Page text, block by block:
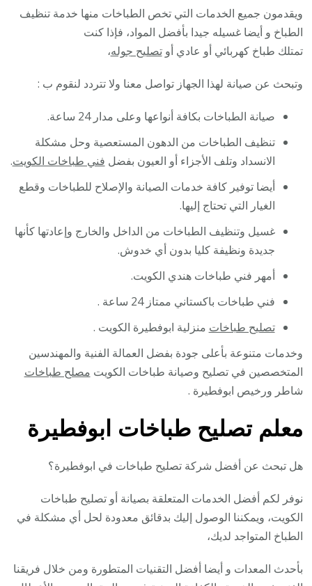
ويقدمون جميع الخدمات التي تخص الطباخات منها خدمة تنظيف
الطباخ و أيضا غسيله جيدا بأفضل المواد، فإذا كنت
تمتلك طباخ كهربائي أو عادي أوتصليح جوله،
وتبحث عن صيانة لهذا الجهاز تواصل معنا ولا تتردد لنقوم ب :
صيانة الطباخات بكافة أنواعها وعلى مدار 24 ساعة.
تنظيف الطباخات من الدهون المستعصية وحل مشكلة
الانسداد وتلف الأجزاء أو العيون بفضل فني طباخات الكويت.
أيضا توفير كافة خدمات الصيانة والإصلاح للطباخات وقطع
الغيار التي تحتاج إليها.
غسيل وتنظيف الطباخات من الداخل والخارج وإعادتها كأنها
جديدة ونظيفة كليا بدون أي خدوش.
أمهر فني طباخات هندي الكويت.
فني طباخات باكستاني ممتاز 24 ساعة .
تصليح طباخات منزلية ابوفطيرة الكويت .
وخدمات متنوعة بأعلى جودة بفضل العمالة الفنية والمهندسين
المتخصصين في تصليح وصيانة طباخات الكويت مصلح طباخات
شاطر ورخيص ابوفطيرة .
معلم تصليح طباخات ابوفطيرة
هل تبحث عن أفضل شركة تصليح طباخات في ابوفطيرة؟
نوفر لكم أفضل الخدمات المتعلقة بصيانة أو تصليح طباخات
الكويت، ويمكننا الوصول إليك بدقائق معدودة لحل أي مشكلة في
الطباخ المتواجد لديك،
بأحدث المعدات و أيضا أفضل التقنيات المتطورة ومن خلال فريقنا